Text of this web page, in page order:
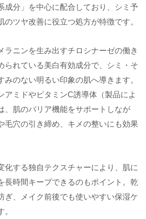
成分」を中心に配合しており、シミ予
のツヤ改善に役立つ処方が特徴です。
ラニンを生み出すチロシナーゼの働き
られている美白有効成分で、シミ・そ
みのない明るい印象の肌へ導きます。
アミドやビタミンC誘導体（製品によ
、肌のバリア機能をサポートしなが
毛穴の引き締め、キメの整いにも効果
化する独自テクスチャーにより、肌に
長時間キープできるのもポイント。乾
ぎ、メイク前後でも使いやすい保湿ケ